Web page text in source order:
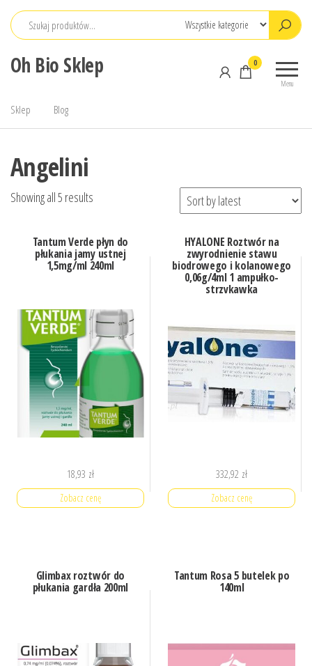
Przejdź
Oh Bio Sklep
Menu
0
Sklep Blog
Angelini
Showing all 5 results
Tantum Verde płyn do
płukania jamy ustnej
1,5mg/ml 240ml
18,93 zł
Zobacz cenę
HYALONE Roztwór na
zwyrodnienie stawu
biodrowego i kolanowego
0,06g/4ml 1 ampułko-
strzykawka
332,92 zł
Zobacz cenę
Glimbax roztwór do
płukania gardła 200ml
Tantum Rosa 5 butelek po
140ml